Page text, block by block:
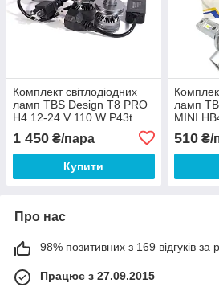
Комплект світлодіодних
ламп TBS Design T8 PRO
H4 12-24 V 110 W P43t
1 450 ₴/пара
Купити
ламп
MINI
510₴/
Про нас
98% позитивних з 169 відгуків за
Працює з 27.09.2015